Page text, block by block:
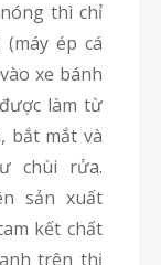
thì chỉ
ép cá
xe bánh
làm từ
bắt mắt và
chùi rửa.
sản xuất
kết chất
trên thị